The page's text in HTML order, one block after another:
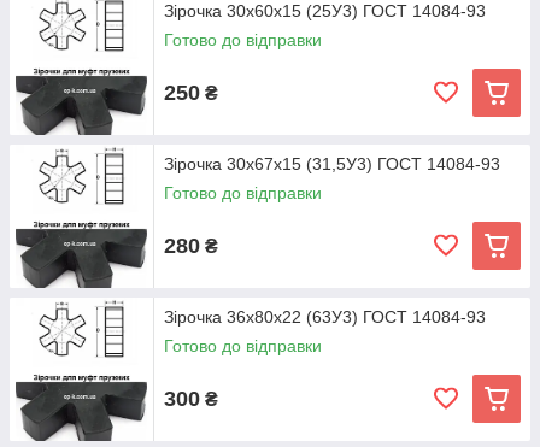
Зірочка 30х60х15 (25У3) ГОСТ 14084-93
Готово до відправки
250 ₴
Зірочка 30х67х15 (31,5У3) ГОСТ 14084-93
Готово до відправки
280 ₴
Зірочка 36х80х22 (63У3) ГОСТ 14084-93
Готово до відправки
300 ₴